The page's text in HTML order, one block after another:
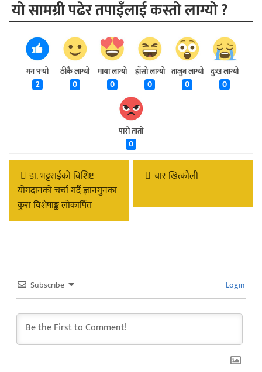
यो सामग्री पढेर तपाइँलाई कस्तो लाग्यो ?
मन पर्‍यो
2
ठीकै लाग्यो
0
माया लाग्यो
0
हाँसो लाग्यो
0
ताजुब लाग्यो
0
दुःख लाग्यो
0
पारो तातो
0
डा. भट्टराईको विशिष्ट
योगदानको चर्चा गर्दै ज्ञानगुनका
कुरा विशेषाङ्क लोकार्पित
चार खित्कौली
Subscribe Login